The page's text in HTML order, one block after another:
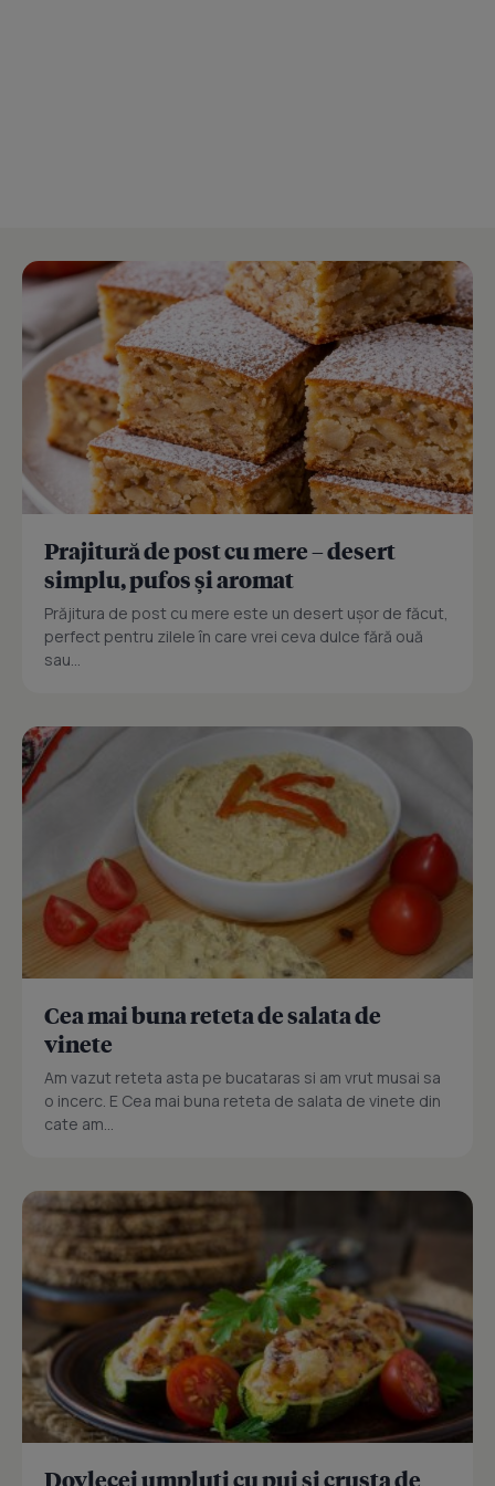
Prajitură de post cu mere – desert
simplu, pufos și aromat
Prăjitura de post cu mere este un desert ușor de făcut,
perfect pentru zilele în care vrei ceva dulce fără ouă
sau...
Cea mai buna reteta de salata de
vinete
Am vazut reteta asta pe bucataras si am vrut musai sa
o incerc. E Cea mai buna reteta de salata de vinete din
cate am...
Dovlecei umpluti cu pui si crusta de